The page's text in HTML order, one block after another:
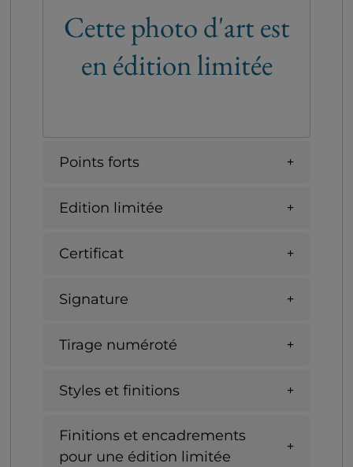
Cette photo d'art est
en édition limitée
Points forts
Edition limitée
Certificat
Signature
Tirage numéroté
Styles et finitions
Finitions et encadrements
pour une édition limitée